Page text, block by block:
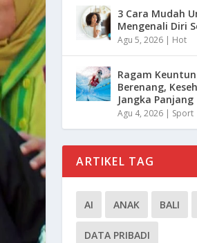
3 Cara Mudah
Mengenali Diri
Agu 5, 2026 | Hot
Ragam
Berenang,
Jangka Panjang
Agu 4, 2026 | Sport
ARTIKEL TAG
AI ANAK BALI
DATA PRIBADI